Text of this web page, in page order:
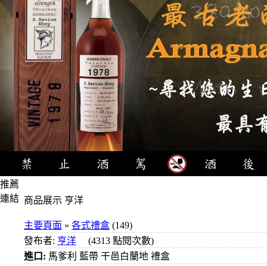
推薦
連結 商品展示 亨洋
主要頁面 » 各式禮盒 (149)
發布者: 亨洋 (4313 點閱次數)
進口: 馬爹利 藍帶 干邑白蘭地 禮盒